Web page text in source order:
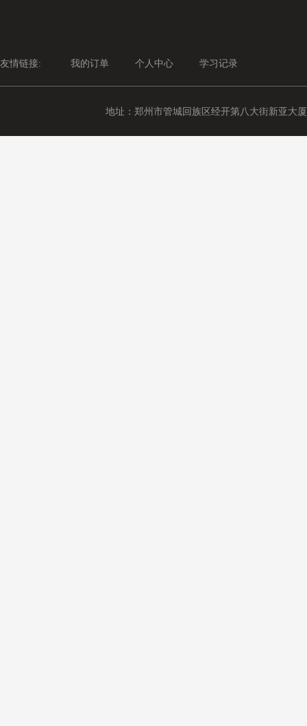
友情链接: 我的订单 个人中心 学习记录
地址：郑州市管城回族区经开第八大街新亚大